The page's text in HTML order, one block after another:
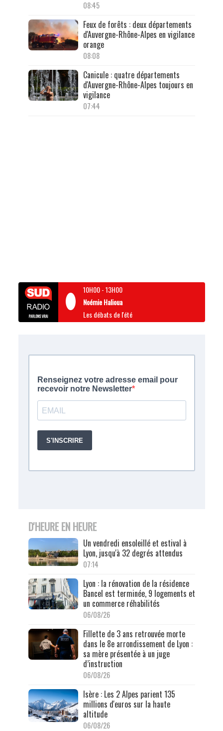
08:45
Feux de forêts : deux départements
d'Auvergne-Rhône-Alpes en vigilance
orange
08:08
Canicule : quatre départements
d'Auvergne-Rhône-Alpes toujours en
vigilance
07:44
10H00-13H00
Noémie Halioua
Les débats de l'été
D'HEURE EN HEURE
Un vendredi ensoleillé et estival à
Lyon, jusqu'à 32 degrés attendus
07:14
Lyon : la rénovation de la résidence
Bancel est terminée, 9 logements et
un commerce réhabilités
06/08/26
Fillette de 3 ans retrouvée morte
dans le 8e arrondissement de Lyon :
sa mère présentée à un juge
d’instruction
06/08/26
Isère : Les 2 Alpes parient 135
millions d'euros sur la haute
altitude
06/08/26